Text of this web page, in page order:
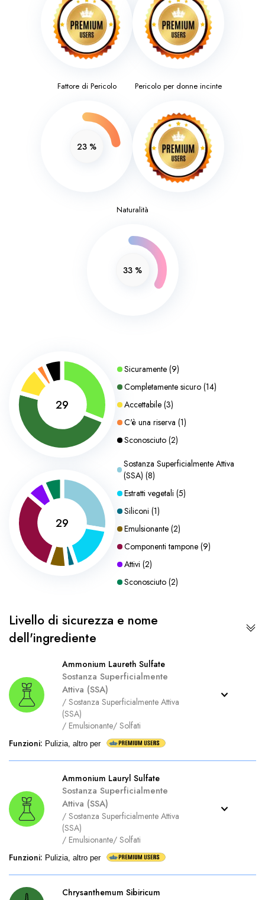
Fattore di Pericolo
23 %
Pericolo per donne incinte
Naturalità
33 %
29
Sicuramente (9)
Completamente sicuro (14)
Accettabile (3)
C'è una riserva (1)
Sconosciuto (2)
29
Sostanza Superficialmente Attiva
(SSA) (8)
Estratti vegetali (5)
Siliconi (1)
Emulsionante (2)
Componenti tampone (9)
Attivi (2)
Sconosciuto (2)
Livello di sicurezza e nome
dell'ingrediente
Ammonium Laureth Sulfate
Sostanza Superficialmente
Attiva (SSA)
/ Sostanza Superficialmente Attiva
(SSA)
/ Emulsionante/ Solfati
Funzioni: Pulizia, altro per
Ammonium Lauryl Sulfate
Sostanza Superficialmente
Attiva (SSA)
/ Sostanza Superficialmente Attiva
(SSA)
/ Emulsionante/ Solfati
Funzioni: Pulizia, altro per
Chrysanthemum Sibiricum